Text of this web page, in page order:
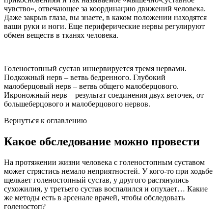
чувство», отвечающее за координацию движений человека.
Даже закрыв глаза, вы знаете, в каком положении находятся
ваши руки и ноги. Еще периферические нервы регулируют
обмен веществ в тканях человека.
Голеностопный сустав иннервируется тремя нервами.
Подкожный нерв – ветвь бедренного. Глубокий
малоберцовый нерв – ветвь общего малоберцового.
Икроножный нерв – результат соединения двух веточек, от
большеберцового и малоберцового нервов.
Вернуться к оглавлению
Какое обследование можно провести
На протяжении жизни человека с голеностопным суставом
может стрястись немало неприятностей. У кого-то при ходьбе
щелкает голеностопный сустав, у другого растянулись
сухожилия, у третьего сустав воспалился и опухает… Какие
же методы есть в арсенале врачей, чтобы обследовать
голеностоп?